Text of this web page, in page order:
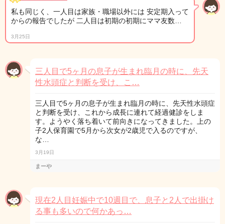
私も同じく、一人目は家族・職場以外には 安定期入って
からの報告でしたが 二人目は初期の初期にママ友数…
3月25日
三人目で5ヶ月の息子が生まれ臨月の時に、先天
性水頭症と判断を受け、こ…
三人目で5ヶ月の息子が生まれ臨月の時に、先天性水頭症
と判断を受け、これから成長に連れて経過健診をしま
す。ようやく落ち着いて前向きになってきました。上の
子2人保育園で5月から次女が2歳児で入るのですが、
な…
3月19日
まーや
現在2人目妊娠中で10週目で、息子と2人で出掛け
る事も多いので何かあっ…